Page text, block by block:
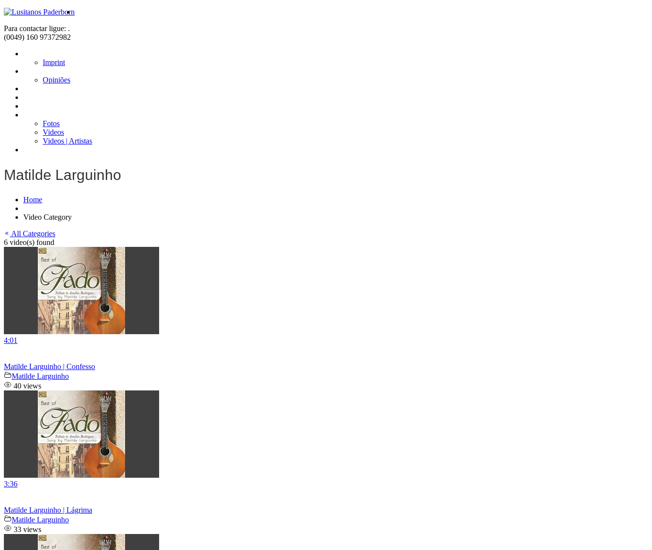
Para contactar ligue: .
(0049) 160 97372982
Imprint
Opiniões
Fotos
Videos
Videos | Artistas
Matilde Larguinho
Home
Video Category
All Categories
6 video(s) found
4:01
Matilde Larguinho | Confesso
Matilde Larguinho
40 views
3:36
Matilde Larguinho | Lágrima
Matilde Larguinho
33 views